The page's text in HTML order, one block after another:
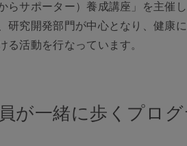
サポーター）養成講座」を主催
究開発部門が中心となり、健康
活動を行なっています。
が一緒に歩くプロ